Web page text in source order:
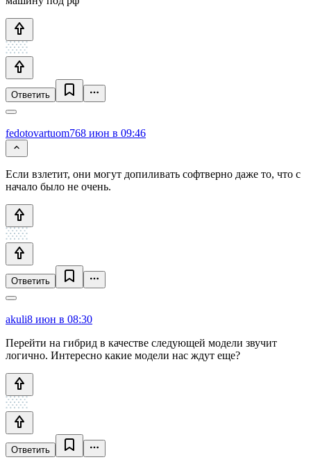
Ответить
fedotovartuom768 июн в 09:46
Если взлетит, они могут допиливать софтверно даже то, что с
начало было не очень.
Ответить
akuli8 июн в 08:30
Перейти на гибрид в качестве следующей модели звучит
логично. Интересно какие модели нас ждут еще?
Ответить